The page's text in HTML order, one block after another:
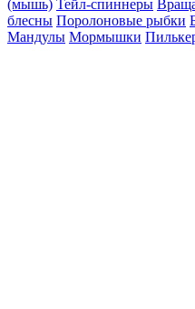
(мышь) Тейл-спиннеры
блесны Поролоновые рыбки
Мандулы Мормышки